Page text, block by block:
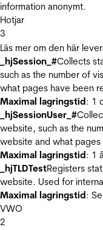
information anonymt.
Hotjar
3
Läs mer om den här
_hjSession_#Collects
such as the number of
what pages have been
Maximal lagringstid: 1
_hjSessionUser_#
website, such as the
website and what
Maximal lagringstid: 1
_hjTLDTestRegisters
website. Used for
Maximal lagringstid:
VWO
2